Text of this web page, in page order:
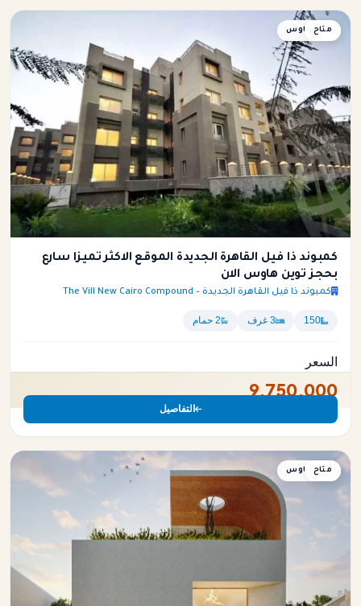
توين هاوس
متاح
كمبوند ذا فيل القاهرة الجديدة الموقع الاكثر تميزا سارع
بحجز توين هاوس الان
كمبوند ذا فيل القاهرة الجديدة – The Vill New Cairo Compound
150 3 غرف 2 حمام
السعر
9,750,000
التفاصيل
توين هاوس
متاح